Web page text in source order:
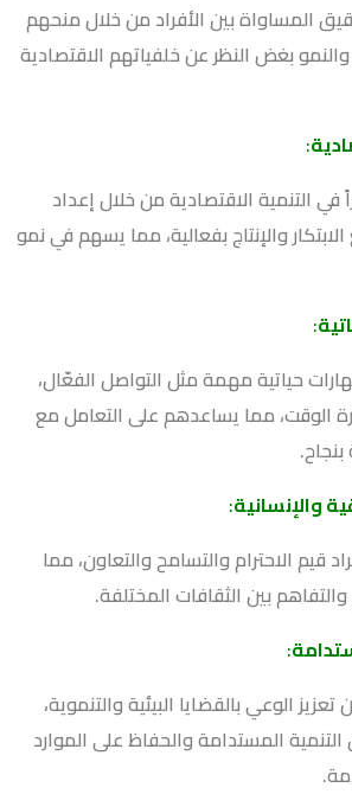
المساواة بين الأفراد من خلال منحهم
بغض النظر عن خلفياتهم الاقتصادية
:
في التنمية الاقتصادية من خلال إعداد
والإنتاج بفعالية، مما يسهم في نمو
:
حياتية مهمة مثل التواصل الفعّال،
الوقت، مما يساعدهم على التعامل مع
والإنسانية:
قيم الاحترام والتسامح والتعاون، مما
بين الثقافات المختلفة.
:
الوعي بالقضايا البيئية والتنموية،
المستدامة والحفاظ على الموارد